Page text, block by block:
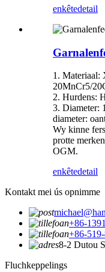
enkêtedetail
1. Materiaal:
20MnCr5/
2. Hurdens:
3. Diameter:
diameter:
Wy kinne
protte
OGM.
enkêtedetail
Kontakt mei ús opnimme
+86-
+86-
8-2 Dutou
Fluchkeppelings